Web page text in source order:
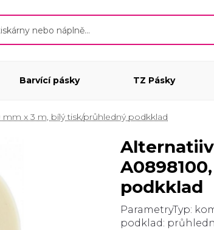
Barvící pásky TZ Pásky
x 3 m, bílý tisk/průhledný podkklad
Alternatiivní páska Dymo Omega
podkklad
ParametryTyp:
podklad: